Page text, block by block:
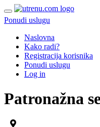
Ponudi uslugu
Naslovna
Kako radi?
Registracija korisnika
Ponudi uslugu
Log in
Patronažna